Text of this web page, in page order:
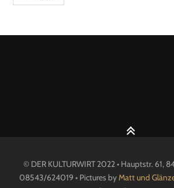
© DER KULTURWIRT 2022 • Hauptstr. 61,
08543/624019 • Pictures byMatt und